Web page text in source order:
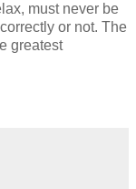
must never be
or not. The
greatest